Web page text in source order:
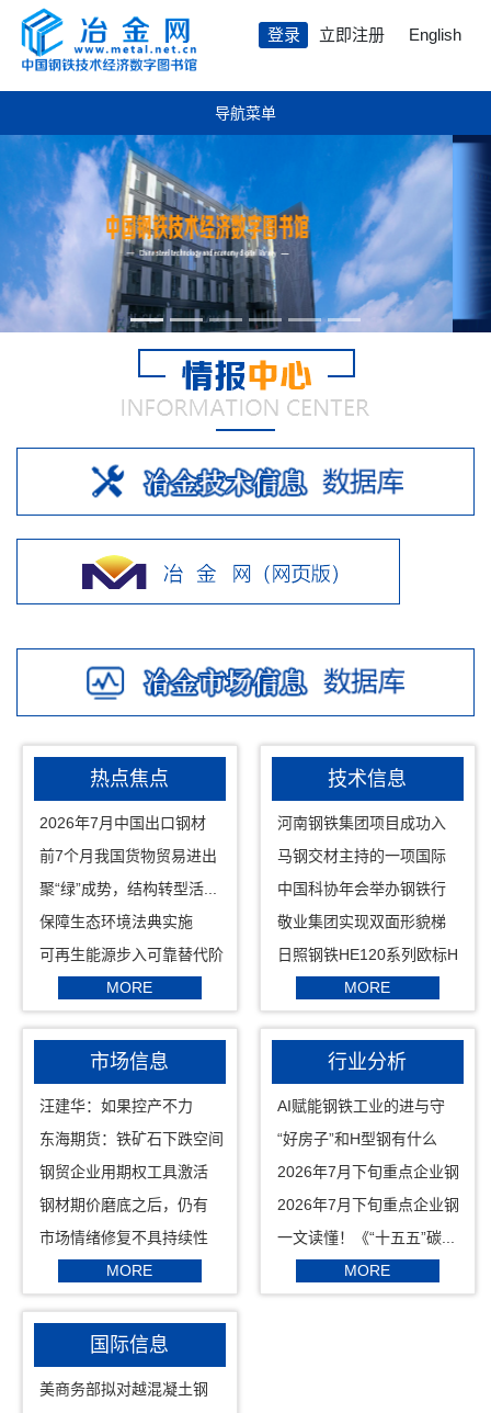
登录 立即注册 English
导航菜单
热点焦点
2026年7月中国出口钢材
1012...
前7个月我国货物贸易进出
口...
聚“绿”成势，结构转型活...
保障生态环境法典实施
最...
可再生能源步入可靠替代阶
MORE
技术信息
河南钢铁集团项目成功入
选...
马钢交材主持的一项国际
标...
中国科协年会举办钢铁行
业...
敬业集团实现双面形貌梯
度...
日照钢铁HE120系列欧标H
型...
MORE
市场信息
汪建华：如果控产不力
钢...
东海期货：铁矿石下跌空间
有限
钢贸企业用期权工具激活
库...
钢材期价磨底之后，仍有
阶...
市场情绪修复不具持续性
MORE
行业分析
AI赋能钢铁工业的进与守
“好房子”和H型钢有什么
2026年7月下旬重点企业钢
2026年7月下旬重点企业钢
材...
一文读懂！《“十五五”碳...
MORE
国际信息
美商务部拟对越混凝土钢